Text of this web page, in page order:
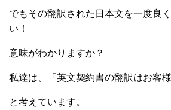
でもその翻訳された日本文を一度良
い！
意味がわかりますか？
私達は、「英文契約書の翻訳はお客
と考えています。